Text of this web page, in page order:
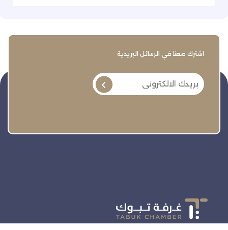
اشترك معنا في الرسائل البريدية